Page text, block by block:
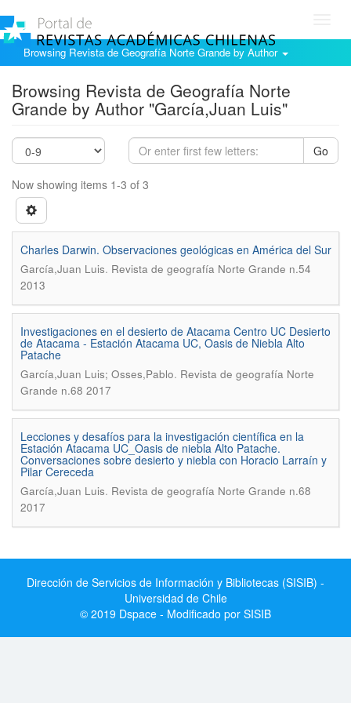
Browsing Revista de Geografía Norte Grande by Author
Browsing Revista de Geografía Norte
Grande by Author "García,Juan Luis"
Go
Now showing items 1-3 of 3
Charles Darwin. Observaciones geológicas en América del Sur
García,Juan Luis. Revista de geografía Norte Grande n.54
2013
Investigaciones en el desierto de Atacama Centro UC Desierto
de Atacama - Estación Atacama UC, Oasis de Niebla Alto
Patache
García,Juan Luis; Osses,Pablo. Revista de geografía Norte
Grande n.68 2017
Lecciones y desafíos para la investigación científica en la
Estación Atacama UC_Oasis de niebla Alto Patache.
Conversaciones sobre desierto y niebla con Horacio Larraín y
Pilar Cereceda
García,Juan Luis. Revista de geografía Norte Grande n.68
2017
Dirección de Servicios de Información y Bibliotecas (SISIB) -
Universidad de Chile
© 2019 Dspace - Modificado por SISIB